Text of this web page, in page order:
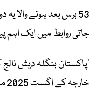
53 برس بعد ہونے والا
جاتی روابط میں ایک اہم
’پاکستان بنگلہ دیش نالج